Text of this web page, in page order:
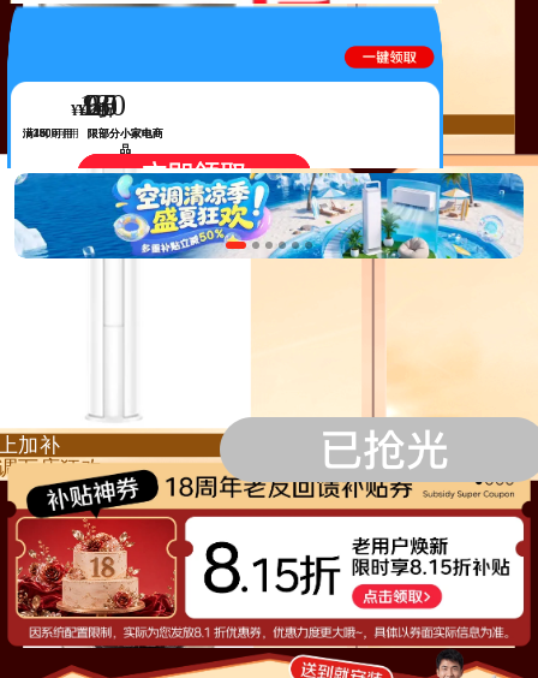
厨房小电85折起
厨房小电85折起
加补
万店狂欢
9折
满1可用
限部分小家电商
品
¥180
满1500可用
限部分小家电商
品
¥60
满480可用
限部分小家电商
品
¥25
满200可用
限部分小家电商
品